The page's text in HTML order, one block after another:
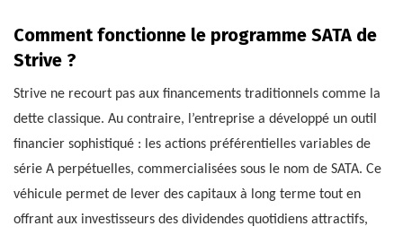
Comment fonctionne le programme SATA de
Strive ?
Strive ne recourt pas aux financements traditionnels comme la
dette classique. Au contraire, l’entreprise a développé un outil
financier sophistiqué : les actions préférentielles variables de
série A perpétuelles, commercialisées sous le nom de SATA. Ce
véhicule permet de lever des capitaux à long terme tout en
offrant aux investisseurs des dividendes quotidiens attractifs,